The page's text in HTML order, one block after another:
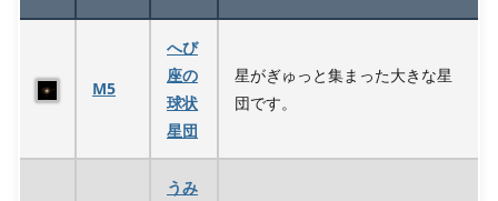
M5
へび
座の
球状
星団
星がぎゅっと集まった大きな星
団です。
うみ